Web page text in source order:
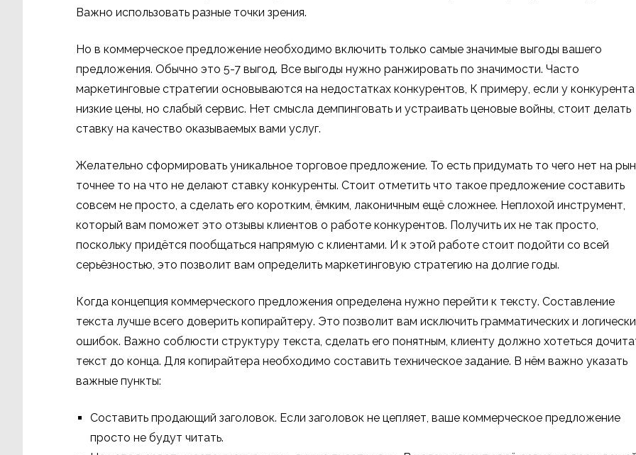
Важно использовать разные точки зрения.
Но в коммерческое предложение необходимо включить только самые значимые выгоды вашего
предложения. Обычно это 5-7 выгод. Все выгоды нужно ранжировать по значимости. Часто
маркетинговые стратегии основываются на недостатках конкурентов, К примеру, если у конкурента
низкие цены, но слабый сервис. Нет смысла демпинговать и устраивать ценовые войны, стоит делать
ставку на качество оказываемых вами услуг.
Желательно сформировать уникальное торговое предложение. То есть придумать то чего нет на
точнее то на что не делают ставку конкуренты. Стоит отметить что такое предложение составить
совсем не просто, а сделать его коротким, ёмким, лаконичным ещё сложнее. Неплохой инструмент,
который вам поможет это отзывы клиентов о работе конкурентов. Получить их не так просто,
поскольку придётся пообщаться напрямую с клиентами. И к этой работе стоит подойти со всей
серьёзностью, это позволит вам определить маркетинговую стратегию на долгие годы.
Когда концепция коммерческого предложения определена нужно перейти к тексту. Составление
текста лучше всего доверить копирайтеру. Это позволит вам исключить грамматических и
ошибок. Важно соблюсти структуру текста, сделать его понятным, клиенту должно хотеться
текст до конца. Для копирайтера необходимо составить техническое задание. В нём важно указать
важные пункты:
Составить продающий заголовок. Если заголовок не цепляет, ваше коммерческое предложение
просто не будут читать.